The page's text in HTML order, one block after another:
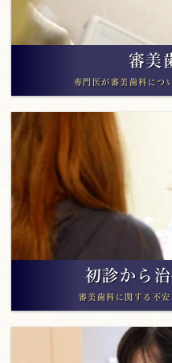
審美
専門医が審美歯科につ
初診から
審美歯科に関する不